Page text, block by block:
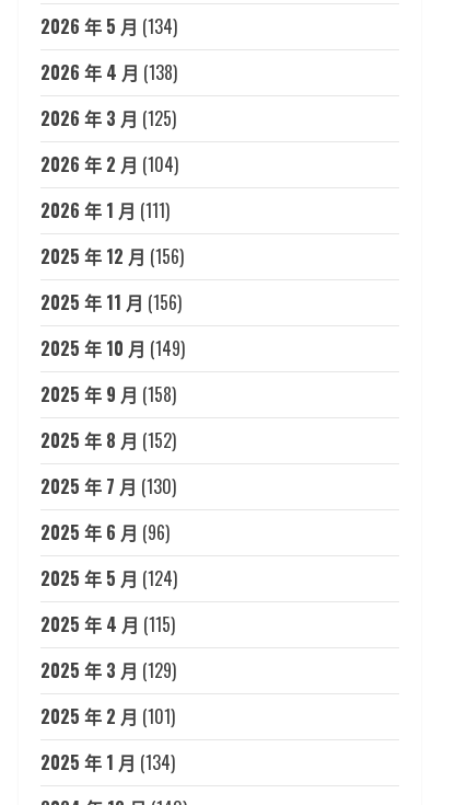
2026 年 5 月 (134)
2026 年 4 月 (138)
2026 年 3 月 (125)
2026 年 2 月 (104)
2026 年 1 月 (111)
2025 年 12 月 (156)
2025 年 11 月 (156)
2025 年 10 月 (149)
2025 年 9 月 (158)
2025 年 8 月 (152)
2025 年 7 月 (130)
2025 年 6 月 (96)
2025 年 5 月 (124)
2025 年 4 月 (115)
2025 年 3 月 (129)
2025 年 2 月 (101)
2025 年 1 月 (134)